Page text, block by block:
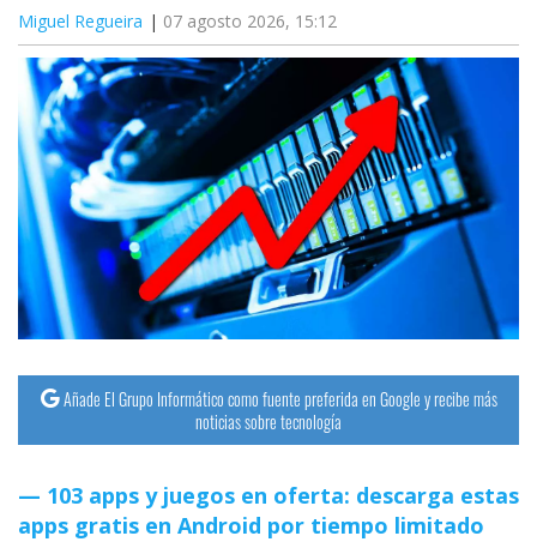
Miguel Regueira 07 agosto 2026, 15:12
Añade El Grupo Informático como fuente preferida en Google y recibe más
noticias sobre tecnología
103 apps y juegos en oferta: descarga estas
apps gratis en Android por tiempo limitado